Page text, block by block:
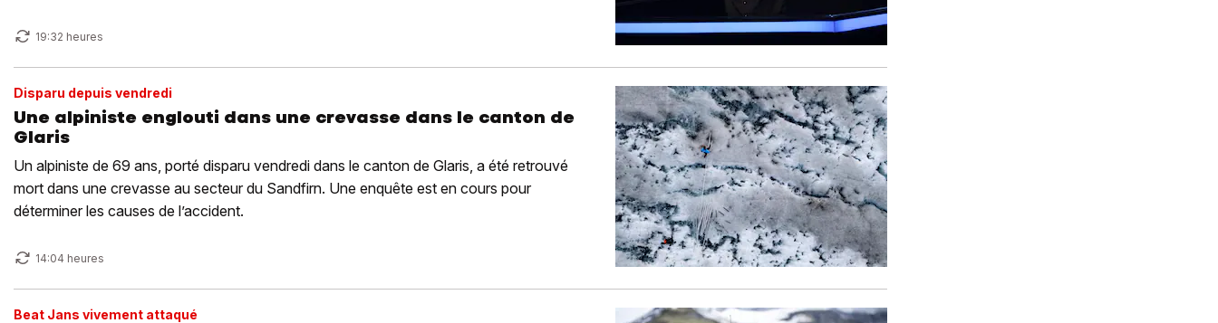
19:32 heures
Disparu depuis vendredi
Une alpiniste englouti dans une crevasse dans le canton de
Glaris
Un alpiniste de 69 ans, porté disparu vendredi dans le canton de Glaris, a été retrouvé
mort dans une crevasse au secteur du Sandfirn. Une enquête est en cours pour
déterminer les causes de l’accident.
14:04 heures
Beat Jans vivement attaqué